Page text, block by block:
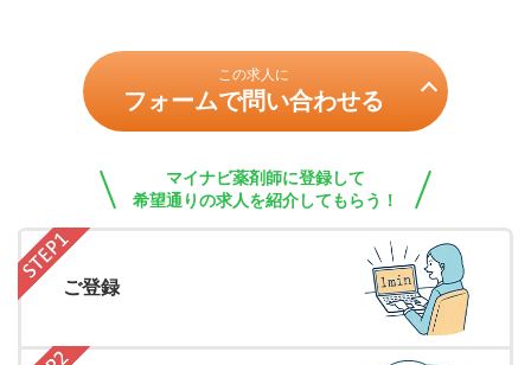
この求人に
フォームで問い合わせる
マイナビ薬剤師に登録して
希望通りの求人を紹介してもらう！
ご登録